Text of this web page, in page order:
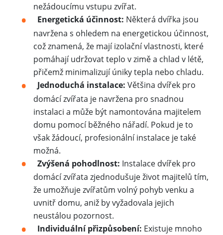
nežádoucímu vstupu zvířat.
Energetická účinnost: Některá dvířka jsou
navržena s ohledem na energetickou účinnost,
což znamená, že mají izolační vlastnosti, které
pomáhají udržovat teplo v zimě a chlad v létě,
přičemž minimalizují úniky tepla nebo chladu.
Jednoduchá instalace: Většina dvířek pro
domácí zvířata je navržena pro snadnou
instalaci a může být namontována majitelem
domu pomocí běžného nářadí. Pokud je to
však žádoucí, profesionální instalace je také
možná.
Zvýšená pohodlnost: Instalace dvířek pro
domácí zvířata zjednodušuje život majitelů tím,
že umožňuje zvířatům volný pohyb venku a
uvnitř domu, aniž by vyžadovala jejich
neustálou pozornost.
Individuální přizpůsobení: Existuje mnoho